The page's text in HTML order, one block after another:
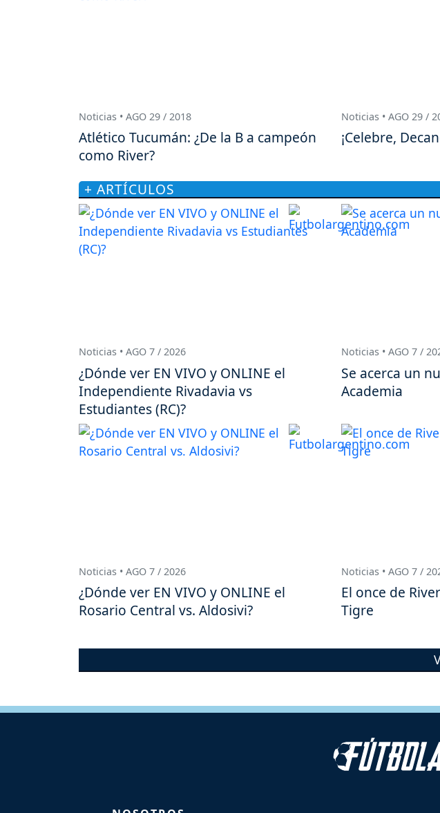
Noticias • AGO 29 / 2018
Atlético Tucumán: ¿De la B a campeón
como River?
Noticias • AGO 29 /
¡Celebre,
+ ARTÍCULOS
Noticias • AGO 7 / 2026
¿Dónde ver EN VIVO y ONLINE el
Independiente Rivadavia vs
Estudiantes (RC)?
Noticias • AGO 7 /
Se acerca un
Academia
Noticias • AGO 7 / 2026
¿Dónde ver EN VIVO y ONLINE el
Rosario Central vs. Aldosivi?
Noticias • AGO 7 /
El once de
Tigre